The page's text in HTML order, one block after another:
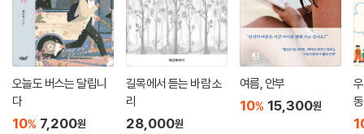
오늘도 버스는 달립니
다
10% 7,200원
길목에서 듣는 바람 소
리
28,000원
여름, 안부
10% 15,300원